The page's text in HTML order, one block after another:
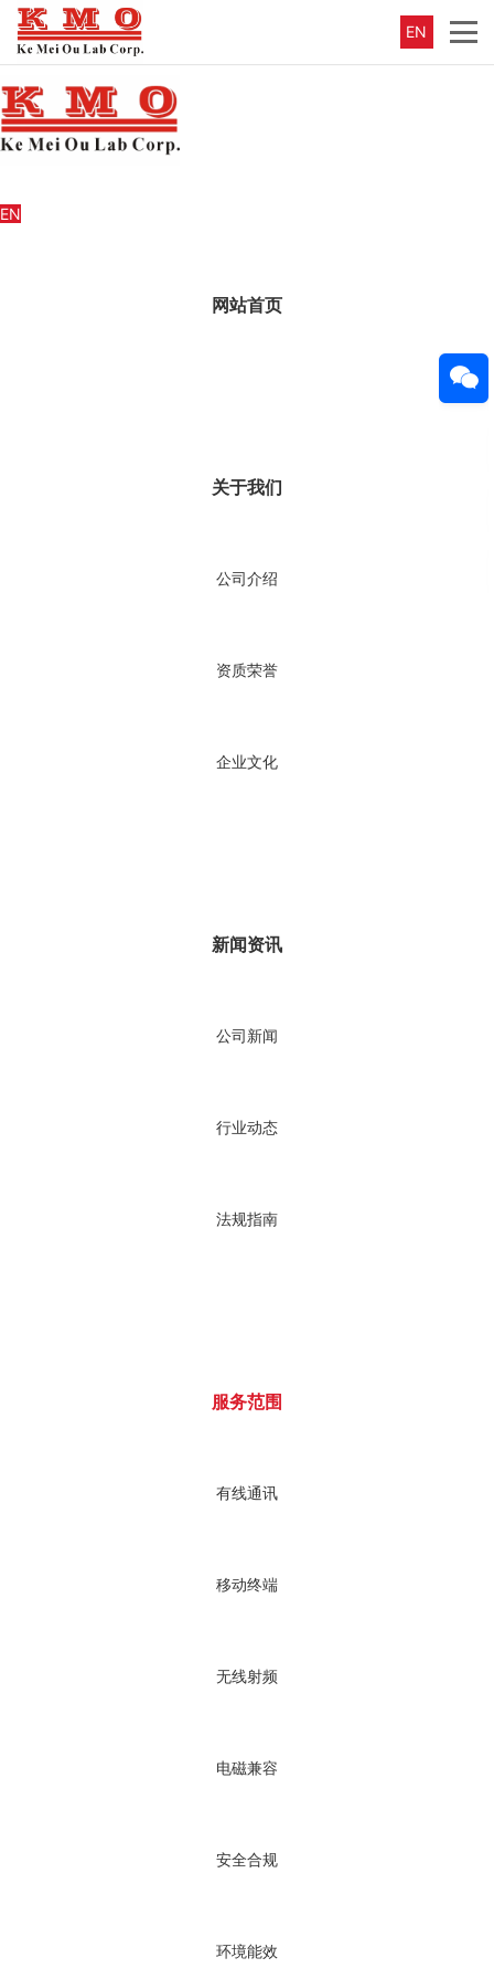
EN
EN
网站首页
关于我们
公司介绍
资质荣誉
企业文化
新闻资讯
公司新闻
行业动态
法规指南
服务范围
有线通讯
移动终端
无线射频
电磁兼容
安全合规
环境能效